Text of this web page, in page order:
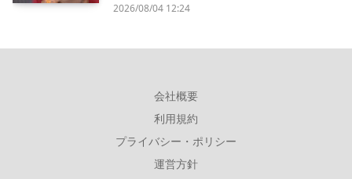
2026/08/04 12:24
会社概要
利用規約
プライバシー・ポリシー
運営方針